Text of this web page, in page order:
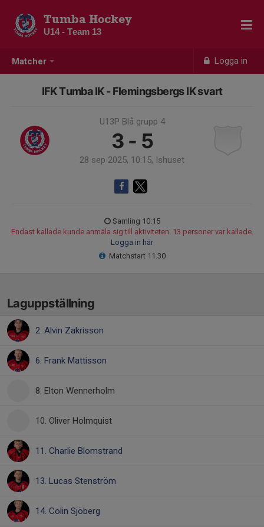
Matcher Logga in
Tumba Hockey
U14 - Team 13
IFK Tumba IK - Flemingsbergs IK svart
U13P Blå grupp 4
3 - 5
28 sep 2025, 10:15, Ishuset
Samling 10:15
Endast kallade kunde anmäla sig till aktiviteten. 13 personer var kallade.
Logga in här
Matchstart 11.30
Laguppställning
2. Alvin Zakrisson
6. Frank Mattisson
8. Elton Wennerholm
10. Oliver Holmquist
11. Charlie Blomstrand
13. Lucas Stenström
14. Colin Sjöberg